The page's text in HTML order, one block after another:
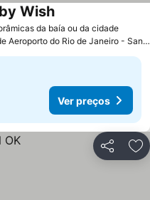
da baía ou da cidade
Wish
a 0.5 km de Aeroporto do Rio de Janeiro - Santos Dumont
Ver preços
Partilhar